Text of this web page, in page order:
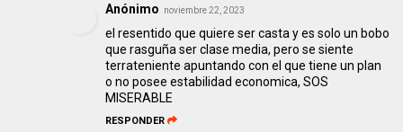
Anónimo noviembre 22, 2023
el resentido que quiere ser casta y es solo un bobo
que rasguña ser clase media, pero se siente
terrateniente apuntando con el que tiene un plan
o no posee estabilidad economica, SOS
MISERABLE
RESPONDER